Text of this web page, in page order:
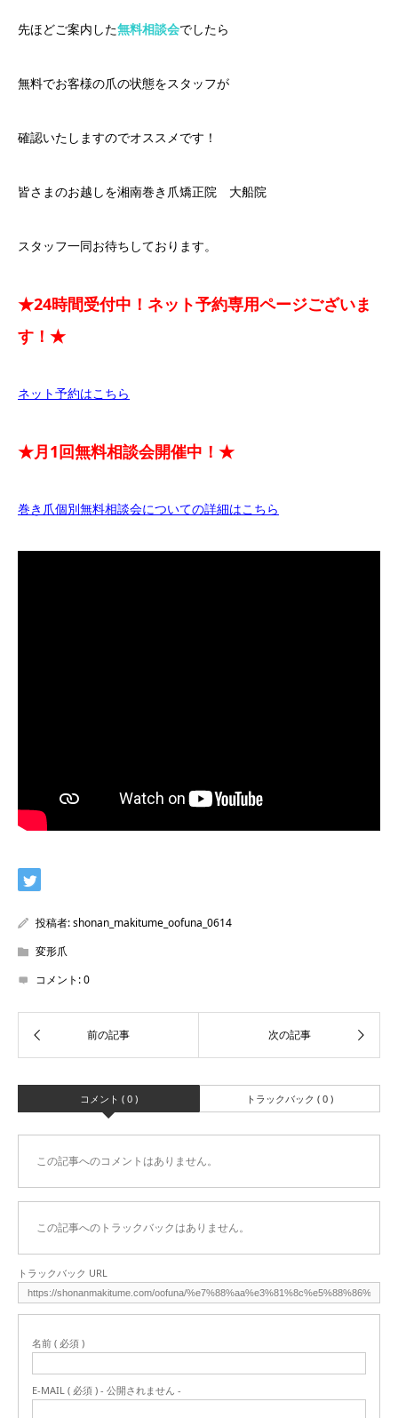
先ほどご案内した無料相談会でしたら
無料でお客様の爪の状態をスタッフが
確認いたしますのでオススメです！
皆さまのお越しを湘南巻き爪矯正院 大船院
スタッフ一同お待ちしております。
★24時間受付中！ネット予約専用ページございま
す！★
ネット予約はこちら
★月1回無料相談会開催中！★
巻き爪個別無料相談会についての詳細はこちら
投稿者:shonan_makitume_oofuna_0614
変形爪
コメント:0
コメント ( 0 ) トラックバック ( 0 )
この記事へのコメントはありません。
この記事へのトラックバックはありません。
トラックバック URL
名前 ( 必須 )
E-MAIL ( 必須 ) - 公開されません -